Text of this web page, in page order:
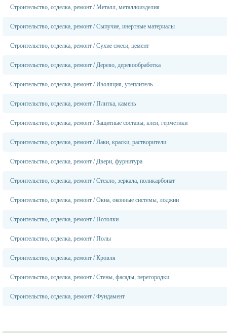
Строительство, отделка, ремонт /Металл, металлоизделия
Строительство, отделка, ремонт /Сыпучие, инертные материалы
Строительство, отделка, ремонт /Сухие смеси, цемент
Строительство, отделка, ремонт /Дерево, деревообработка
Строительство, отделка, ремонт /Изоляция, утеплитель
Строительство, отделка, ремонт /Плитка, камень
Строительство, отделка, ремонт /Защитные составы, клеи, герметики
Строительство, отделка, ремонт /Лаки, краски, растворители
Строительство, отделка, ремонт /Двери, фурнитура
Строительство, отделка, ремонт /Стекло, зеркала, поликарбонат
Строительство, отделка, ремонт /Окна, оконные системы, лоджии
Строительство, отделка, ремонт /Потолки
Строительство, отделка, ремонт /Полы
Строительство, отделка, ремонт /Кровля
Строительство, отделка, ремонт /Стены, фасады, перегородки
Строительство, отделка, ремонт /Фундамент